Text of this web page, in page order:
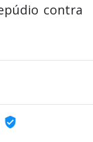
contra
verified_user